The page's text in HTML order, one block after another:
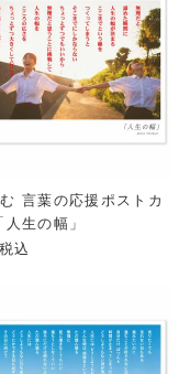
言葉の応援ポストカ
生の幅」
税込